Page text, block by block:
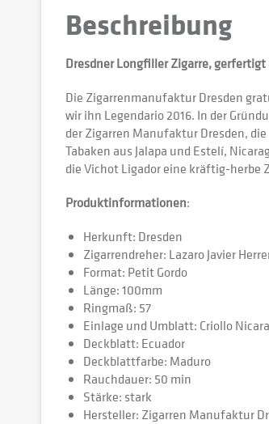
Beschreibung
Dresdner Longfiller Zigarre,
Die Zigarrenmanufaktur Dresden
wir ihn Legendario 2016. In der
der Zigarren Manufaktur Dresden,
Tabaken aus Jalapa und Estelí,
die Vichot Ligador eine kräftig-herbe
Produktinformationen:
Herkunft: Dresden
Zigarrendreher: Lazaro Javier
Format: Petit Gordo
Länge: 100mm
Ringmaß: 57
Einlage und Umblatt: Criollo
Deckblatt: Ecuador
Deckblattfarbe: Maduro
Rauchdauer: 50 min
Stärke: stark
Hersteller: Zigarren Manufaktur